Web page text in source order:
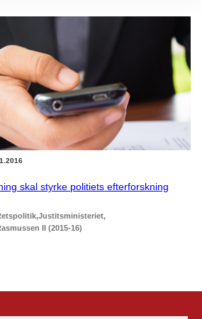
skal styrke politiets efterforskning
Justitsministeriet
II (2015-16)